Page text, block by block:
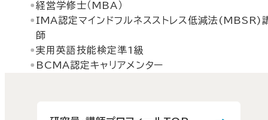
経営学修士（MBA）
IMA認定マインドフルネスストレス低減法(MBSR)
師
実用英語技能検定準1級
BCMA認定キャリアメンター